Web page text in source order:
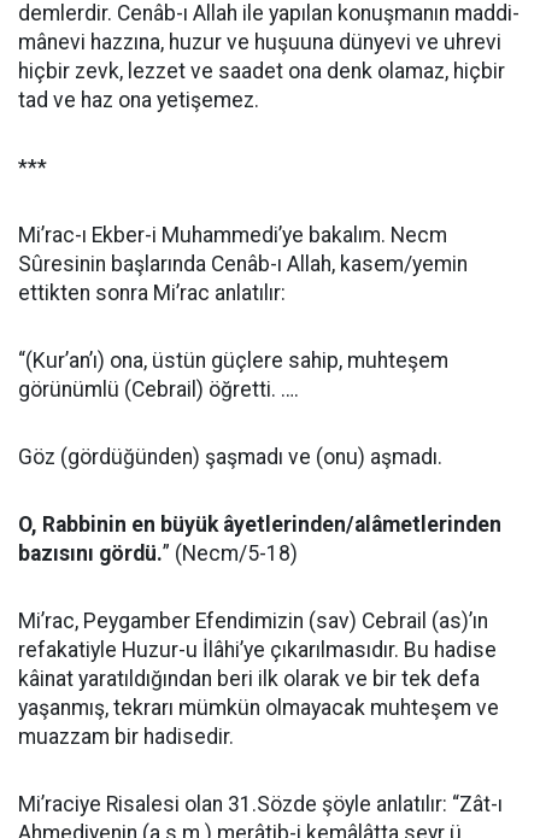
demlerdir. Cenâb-ı Allah ile yapılan konuşmanın maddi-
mânevi hazzına, huzur ve huşuuna dünyevi ve uhrevi
hiçbir zevk, lezzet ve saadet ona denk olamaz, hiçbir
tad ve haz ona yetişemez.
***
Mi’rac-ı Ekber-i Muhammedi’ye bakalım. Necm
Sûresinin başlarında Cenâb-ı Allah, kasem/yemin
ettikten sonra Mi’rac anlatılır:
“(Kur’an’ı) ona, üstün güçlere sahip, muhteşem
görünümlü (Cebrail) öğretti. ….
Göz (gördüğünden) şaşmadı ve (onu) aşmadı.
O, Rabbinin en büyük âyetlerinden/alâmetlerinden
bazısını gördü.” (Necm/5-18)
Mi’rac, Peygamber Efendimizin (sav) Cebrail (as)’ın
refakatiyle Huzur-u İlâhi’ye çıkarılmasıdır. Bu hadise
kâinat yaratıldığından beri ilk olarak ve bir tek defa
yaşanmış, tekrarı mümkün olmayacak muhteşem ve
muazzam bir hadisedir.
Mi’raciye Risalesi olan 31.Sözde şöyle anlatılır: “Zât-ı
Ahmediyenin (a.s.m.) merâtib-i kemâlâtta seyr ü